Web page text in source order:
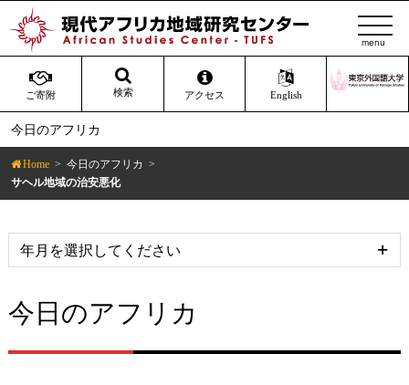
ご寄附 検索 アクセス English
t
o
g
l
v
g
a
n
今日のアフリカ
Home
今日のアフリカ
サヘル地域の治安悪化
今日のアフリカ